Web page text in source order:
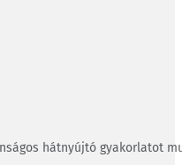
hátnyújtó gyakorlatot